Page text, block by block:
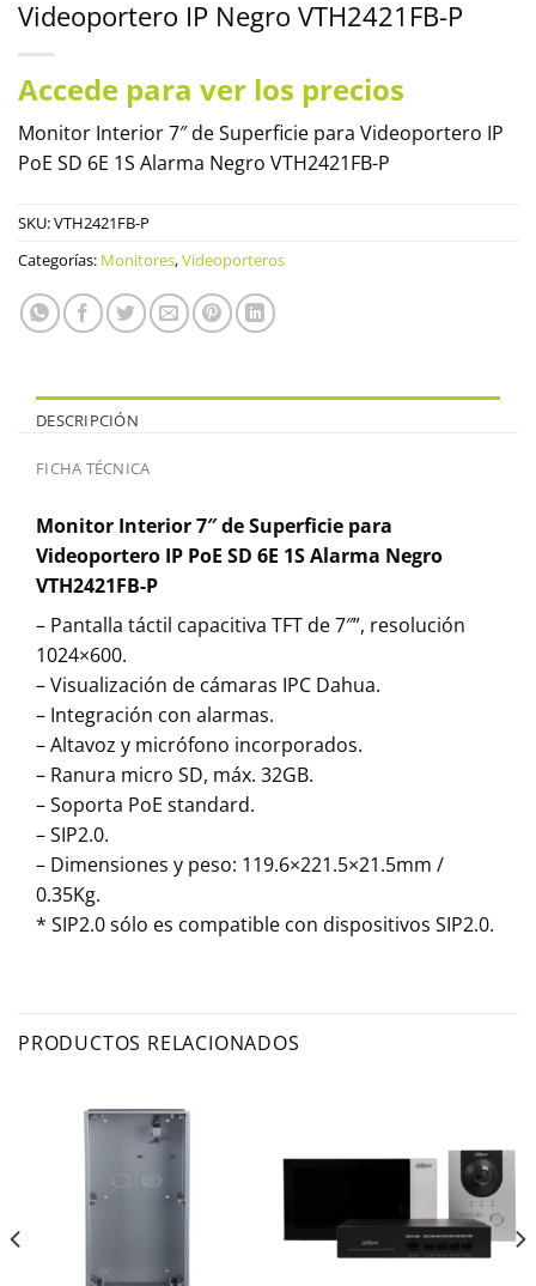
Videoportero IP Negro VTH2421FB-P
Accede para ver los precios
Monitor Interior 7″ de Superficie para Videoportero IP
PoE SD 6E 1S Alarma Negro VTH2421FB-P
SKU:VTH2421FB-P
Categorías: Monitores,Videoporteros
DESCRIPCIÓN
FICHA TÉCNICA
Monitor Interior 7″ de Superficie para
Videoportero IP PoE SD 6E 1S Alarma Negro
VTH2421FB-P
– Pantalla táctil capacitiva TFT de 7″”, resolución
1024×600.
– Visualización de cámaras IPC Dahua.
– Integración con alarmas.
– Altavoz y micrófono incorporados.
– Ranura micro SD, máx. 32GB.
– Soporta PoE standard.
– SIP2.0.
– Dimensiones y peso: 119.6×221.5×21.5mm /
0.35Kg.
* SIP2.0 sólo es compatible con dispositivos SIP2.0.
PRODUCTOS RELACIONADOS